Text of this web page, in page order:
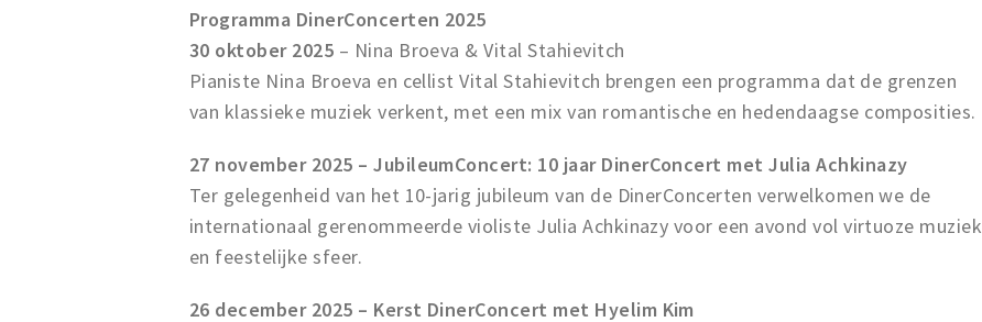
Programma DinerConcerten 2025
30 oktober 2025 – Nina Broeva & Vital Stahievitch
Pianiste Nina Broeva en cellist Vital Stahievitch brengen een programma dat de grenzen
van klassieke muziek verkent, met een mix van romantische en hedendaagse composities.
27 november 2025 – JubileumConcert: 10 jaar DinerConcert met Julia Achkinazy
Ter gelegenheid van het 10-jarig jubileum van de DinerConcerten verwelkomen we de
internationaal gerenommeerde violiste Julia Achkinazy voor een avond vol virtuoze muziek
en feestelijke sfeer.
26 december 2025 – Kerst DinerConcert met Hyelim Kim